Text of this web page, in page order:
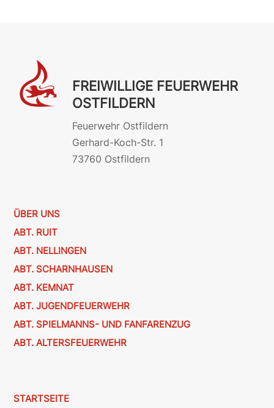
FREIWILLIGE FEUERWEHR
OSTFILDERN
Feuerwehr Ostfildern
Gerhard-Koch-Str. 1
73760 Ostfildern
ÜBER UNS
ABT. RUIT
ABT. NELLINGEN
ABT. SCHARNHAUSEN
ABT. KEMNAT
ABT. JUGENDFEUERWEHR
ABT. SPIELMANNS- UND FANFARENZUG
ABT. ALTERSFEUERWEHR
STARTSEITE